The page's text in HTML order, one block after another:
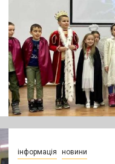
інформація новини